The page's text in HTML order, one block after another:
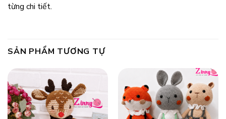
từng chi tiết.
SẢN PHẨM TƯƠNG TỰ